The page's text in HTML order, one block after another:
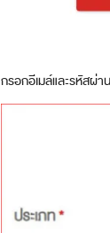
กรอกอีเมล์และรหัสผ่